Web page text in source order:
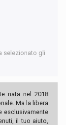
selezionato gli
nata nel 2018
Ma la libera
esclusivamente
il tuo aiuto,